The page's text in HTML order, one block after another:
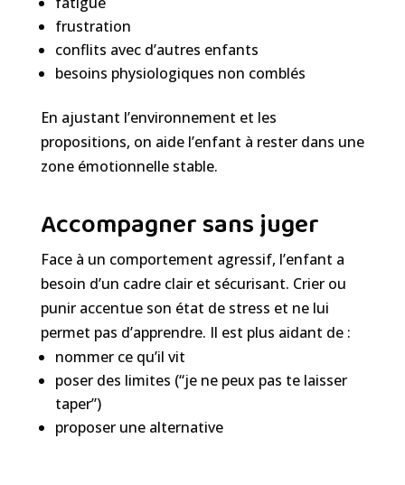
frustration
conflits avec d’autres enfants
besoins physiologiques non comblés
En ajustant l’environnement et les
propositions, on aide l’enfant à rester dans une
zone émotionnelle stable.
Accompagner sans juger
Face à un comportement agressif, l’enfant a
besoin d’un cadre clair et sécurisant. Crier ou
punir accentue son état de stress et ne lui
permet pas d’apprendre. Il est plus aidant de :
nommer ce qu’il vit
poser des limites (“je ne peux pas te laisser
taper”)
proposer une alternative